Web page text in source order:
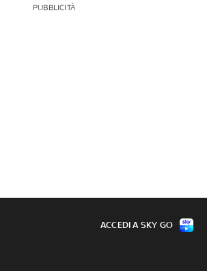
PUBBLICITÀ
ACCEDI A SKY GO